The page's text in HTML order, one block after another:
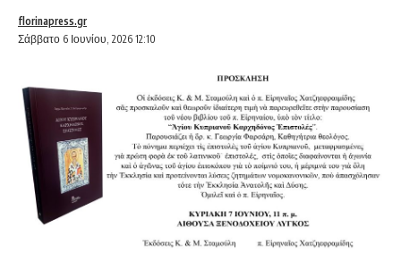
Σάββατο 6 Ιουνίου, 2026 12:10
florinapress.gr